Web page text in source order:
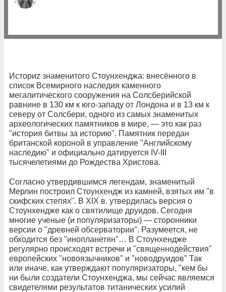
Историz знаменитого Стоунхенджа: внесённого в
список Всемирного наследия каменного
мегалитического сооружения на Солсберийской
равнине в 130 км к юго-западу от Лондона и в 13 км к
северу от Солсбери, одного из самых знаменитых
археологических памятников в мире, — это как раз
"история битвы за историю". Памятник передан
британской короной в управление "Английскому
наследию" и официально датируется IV-III
тысячелетиями до Рождества Христова.
Согласно утвердившимся легендам, знаменитый
Мерлин построил Стоунхендж из камней, взятых им "в
скифских степях". В XIX в. утвердилась версия о
Стоунхендже как о святилище друидов. Сегодня
многие ученые (и популяризаторы) — сторонники
версии о "древней обсерватории". Разумеется, не
обходится без "инопланетян"… В Стоунхендже
регулярно происходят встречи и "священнодействия"
европейских "новоязычников" и "новодруидов" Так
или иначе, как утверждают популяризаторы, "кем бы
ни были создатели Стоунхенджа, мы сейчас являемся
свидетелями результатов титанических усилий